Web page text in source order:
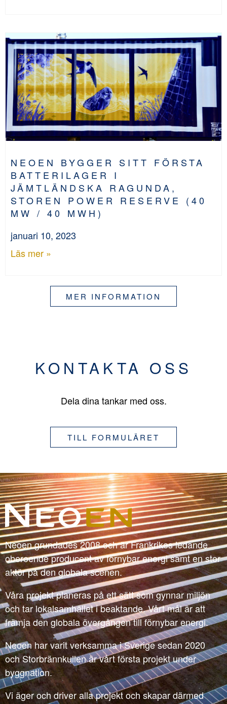
NEOEN BYGGER SITT FÖRSTA
BATTERILAGER I
JÄMTLÄNDSKA RAGUNDA,
STOREN POWER RESERVE (40
MW / 40 MWH)
januari 10, 2023
Läs mer »
MER INFORMATION
KONTAKTA OSS
Dela dina tankar med oss.
TILL FORMULÄRET
Neoen grundades 2008 och är Frankrikes ledande
oberoende producent av förnybar energi samt en stor
aktör på den globala scenen.
Våra projekt planeras på ett sätt som gynnar miljön
och tar lokalsamhället i beaktande. Vårt mål är att
främja den globala övergången till förnybar energi.
Neoen har varit verksamma i Sverige sedan 2020
och Storbrännkullen är vårt första projekt under
byggnation.
Vi äger och driver alla projekt och skapar därmed